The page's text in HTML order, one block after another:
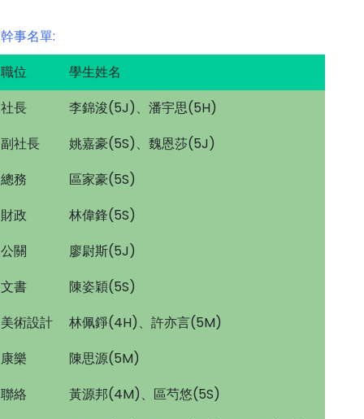
幹事名單:
職位
學生姓名
社長
李錦浚(5J)、潘宇思(5H)
副社長
姚嘉豪(5S)、魏恩莎(5J)
總務
區家豪(5S)
財政
林偉鋒(5S)
公關
廖尉斯(5J)
文書
陳姿穎(5S)
美術設計
林佩錚(4H)、許亦言(5M)
康樂
陳思源(5M)
聯絡
黃源邦(4M)、區芍悠(5S)